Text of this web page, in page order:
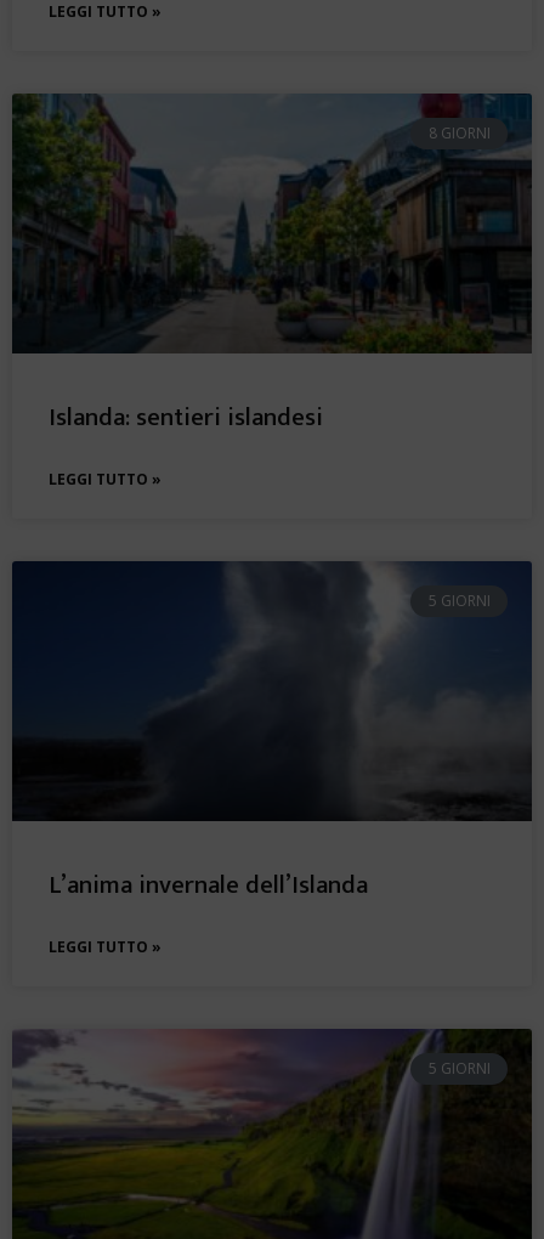
LEGGI TUTTO »
8 GIORNI
Islanda: sentieri islandesi
LEGGI TUTTO »
5 GIORNI
L’anima invernale dell’Islanda
LEGGI TUTTO »
5 GIORNI